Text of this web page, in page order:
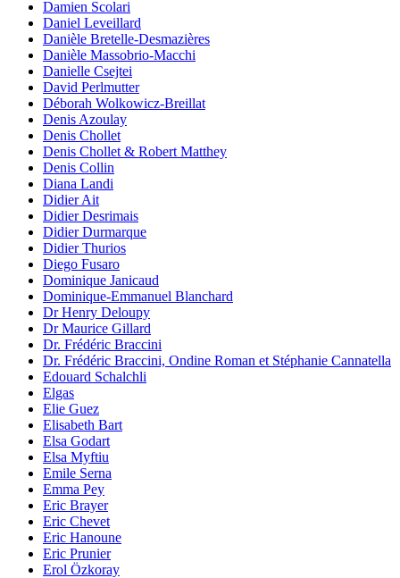
Damien Scolari
Daniel Leveillard
Danièle Bretelle-Desmazières
Danièle Massobrio-Macchi
Danielle Csejtei
David Perlmutter
Déborah Wolkowicz-Breillat
Denis Azoulay
Denis Chollet
Denis Chollet & Robert Matthey
Denis Collin
Diana Landi
Didier Ait
Didier Desrimais
Didier Durmarque
Didier Thurios
Diego Fusaro
Dominique Janicaud
Dominique-Emmanuel Blanchard
Dr Henry Deloupy
Dr Maurice Gillard
Dr. Frédéric Braccini
Dr. Frédéric Braccini, Ondine Roman et Stéphanie Cannatella
Edouard Schalchli
Elgas
Elie Guez
Elisabeth Bart
Elsa Godart
Elsa Myftiu
Emile Serna
Emma Pey
Eric Brayer
Eric Chevet
Eric Hanoune
Eric Prunier
Erol Özkoray